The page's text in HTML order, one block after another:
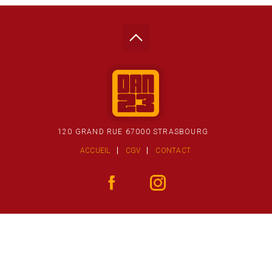
120 GRAND RUE 67000 STRASBOURG
ACCUEIL CGV CONTACT